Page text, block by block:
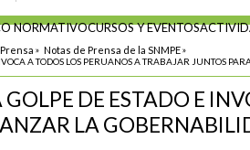
NORMATIVOCURSOS Y EVENTOS
» Notas de Prensa de la SNMPE»
A TODOS LOS PERUANOS A TRABAJAR JUNTOS
DE ESTADO E
LA